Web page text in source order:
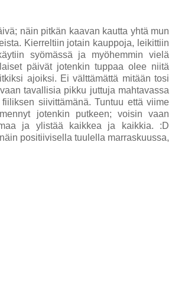
näin pitkän kaavan kautta yhtä mun
Kierreltiin jotain kauppoja, leikittiin
syömässä ja myöhemmin vielä
päivät jotenkin tuppaa olee niitä
ajoiksi. Ei välttämättä mitään tosi
tavallisia pikku juttuja mahtavassa
siivittämänä. Tuntuu että viime
jotenkin putkeen; voisin vaan
ja ylistää kaikkea ja kaikkia. :D
positiivisella tuulella marraskuussa,